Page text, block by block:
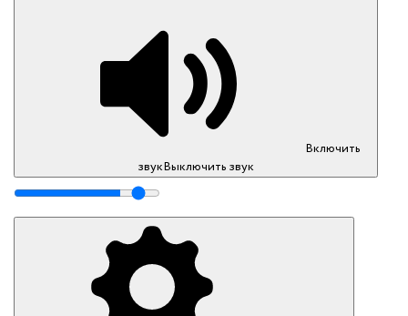
Включить
звукВыключить звук